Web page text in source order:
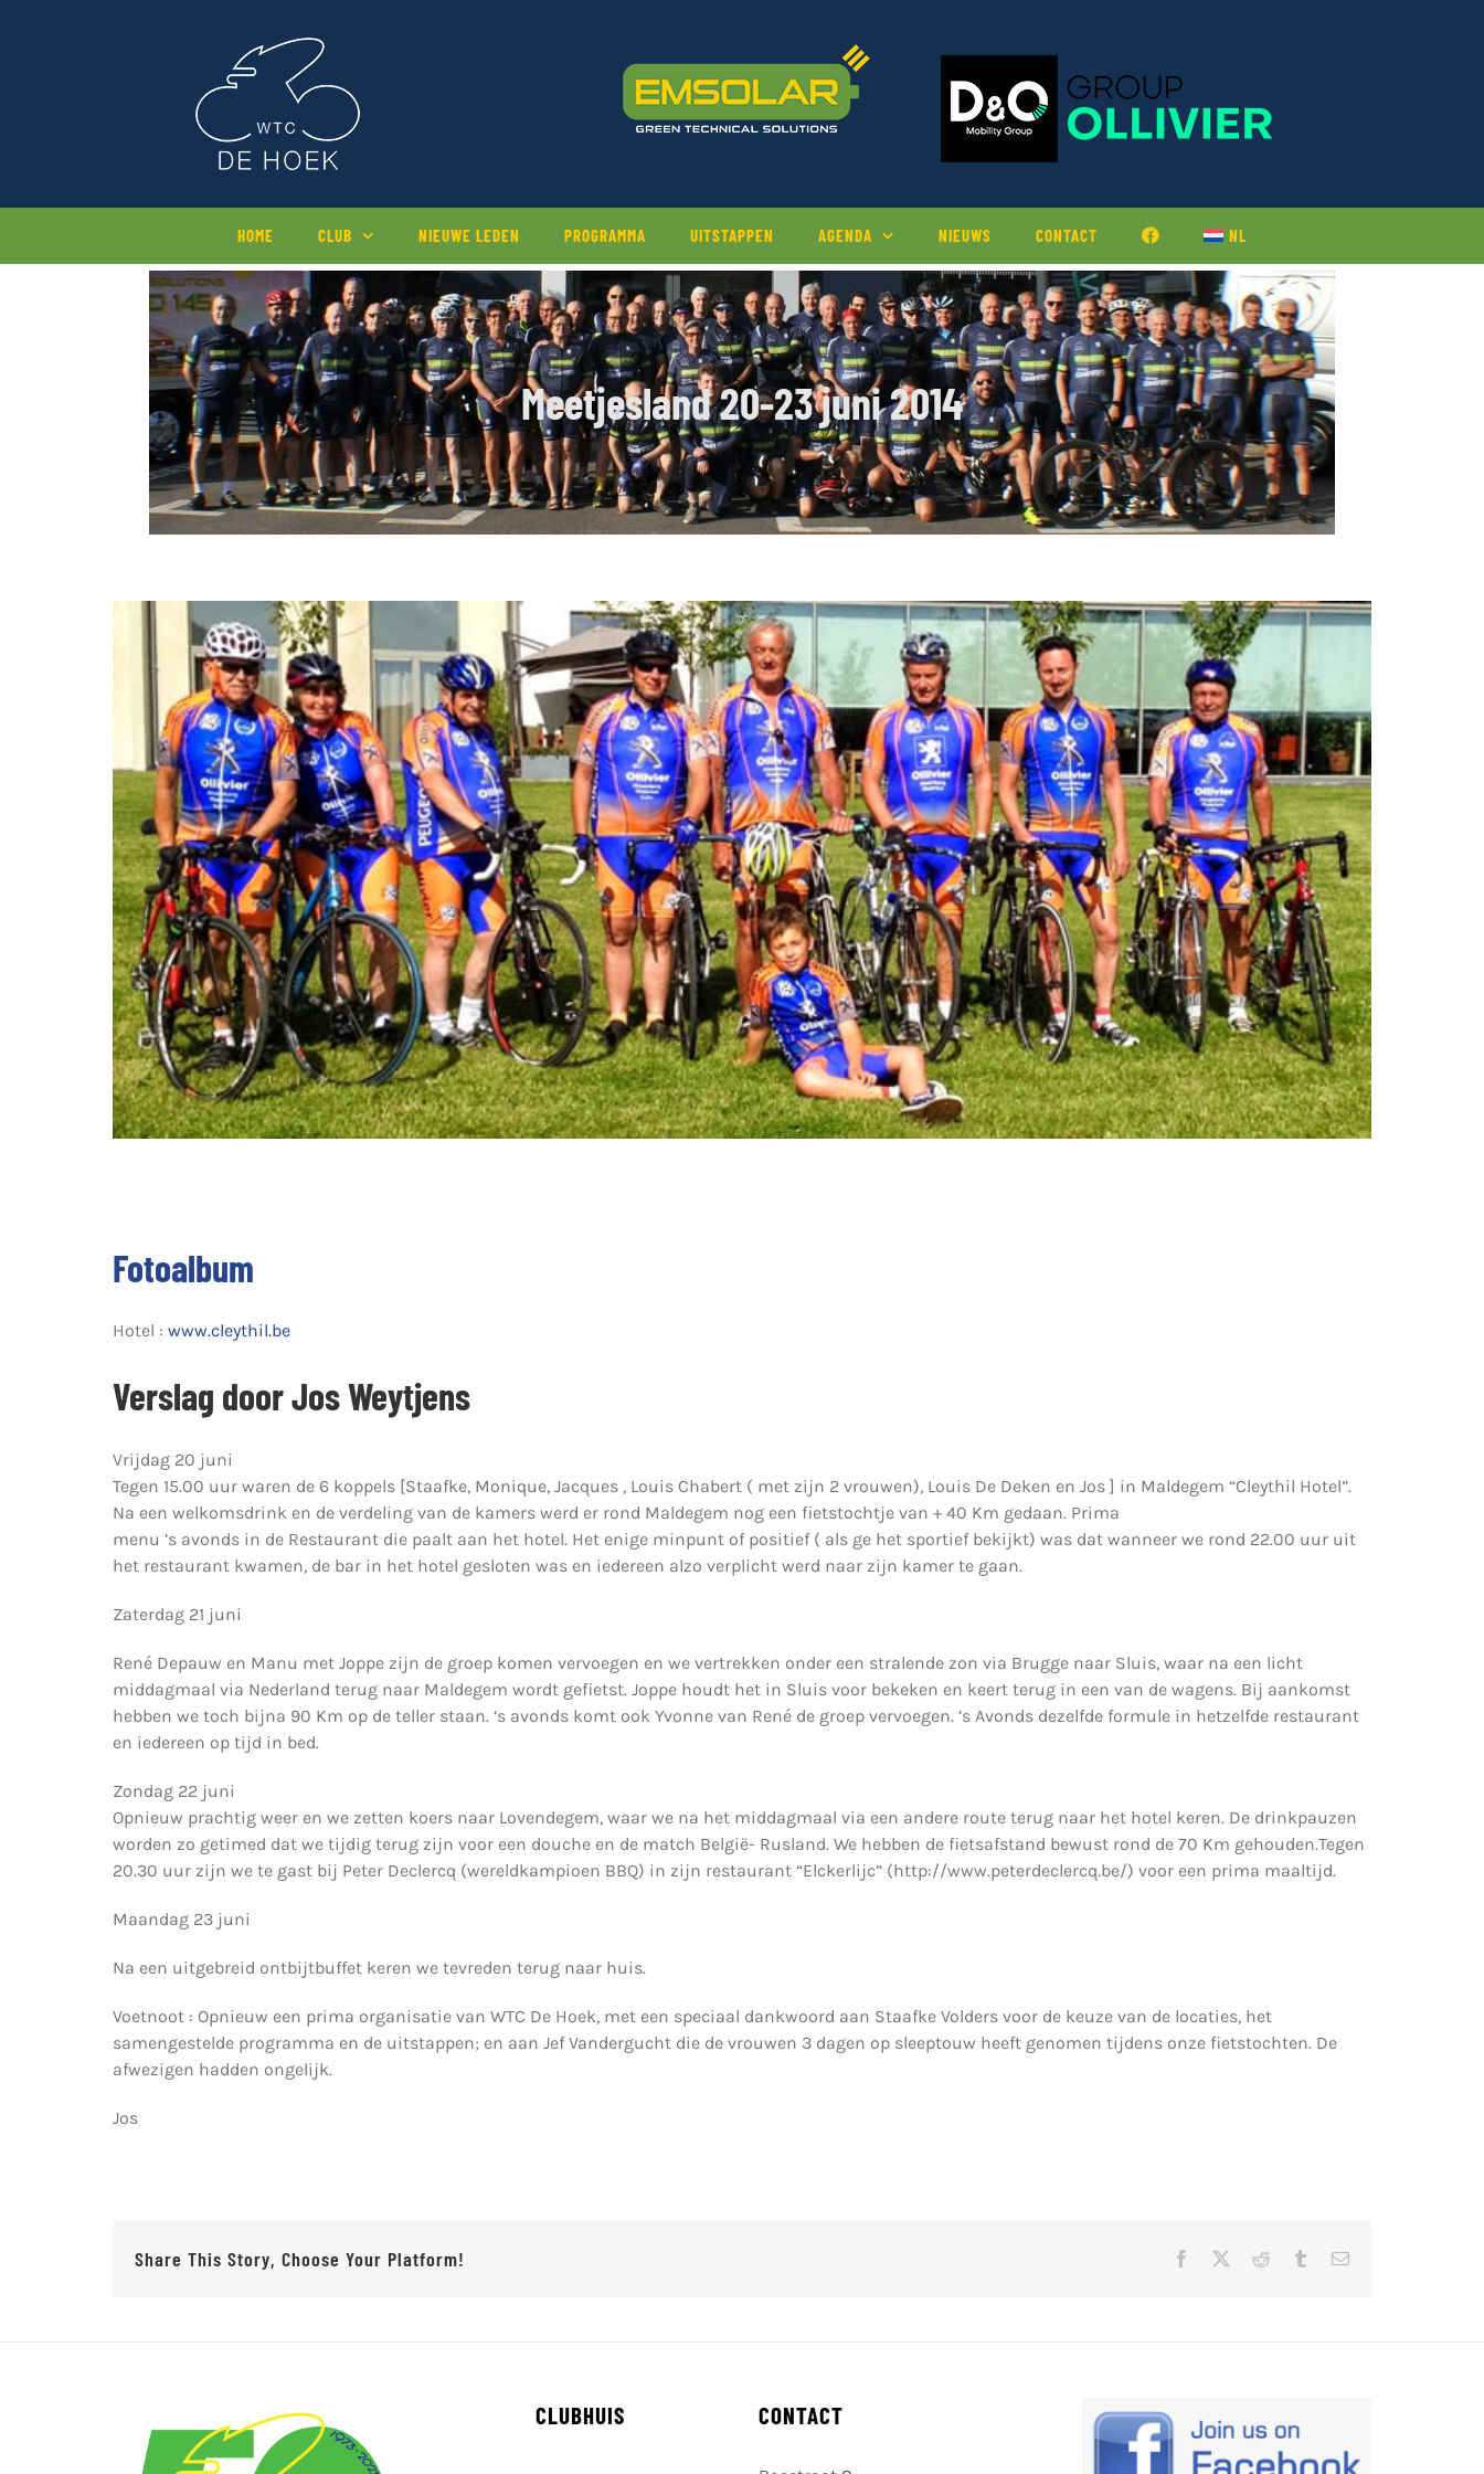
HOME CLUB NIEUWE LEDEN PROGRAMMA UITSTAPPEN AGENDA NIEUWS CONTACT NL
Meetjesland 20-23 juni 2014
Image
Fotoalbum
Hotel : www.cleythil.be
Verslag door Jos Weytjens
Vrijdag 20 juni
Tegen 15.00 uur waren de 6 koppels [Staafke, Monique, Jacques , Louis Chabert ( met zijn 2 vrouwen), Louis De Deken en Jos ] in Maldegem “Cleythil Hotel”.
Na een welkomsdrink en de verdeling van de kamers werd er rond Maldegem nog een fietstochtje van + 40 Km gedaan. Prima
menu ’s avonds in de Restaurant die paalt aan het hotel. Het enige minpunt of positief ( als ge het sportief bekijkt) was dat wanneer we rond 22.00 uur uit
het restaurant kwamen, de bar in het hotel gesloten was en iedereen alzo verplicht werd naar zijn kamer te gaan.
Zaterdag 21 juni
René Depauw en Manu met Joppe zijn de groep komen vervoegen en we vertrekken onder een stralende zon via Brugge naar Sluis, waar na een licht
middagmaal via Nederland terug naar Maldegem wordt gefietst. Joppe houdt het in Sluis voor bekeken en keert terug in een van de wagens. Bij aankomst
hebben we toch bijna 90 Km op de teller staan. ‘s avonds komt ook Yvonne van René de groep vervoegen. ’s Avonds dezelfde formule in hetzelfde restaurant
en iedereen op tijd in bed.
Zondag 22 juni
Opnieuw prachtig weer en we zetten koers naar Lovendegem, waar we na het middagmaal via een andere route terug naar het hotel keren. De drinkpauzen
worden zo getimed dat we tijdig terug zijn voor een douche en de match België- Rusland. We hebben de fietsafstand bewust rond de 70 Km gehouden.Tegen
20.30 uur zijn we te gast bij Peter Declercq (wereldkampioen BBQ) in zijn restaurant “Elckerlijc” (http://www.peterdeclercq.be/) voor een prima maaltijd.
Maandag 23 juni
Na een uitgebreid ontbijtbuffet keren we tevreden terug naar huis.
Voetnoot : Opnieuw een prima organisatie van WTC De Hoek, met een speciaal dankwoord aan Staafke Volders voor de keuze van de locaties, het
samengestelde programma en de uitstappen; en aan Jef Vandergucht die de vrouwen 3 dagen op sleeptouw heeft genomen tijdens onze fietstochten. De
afwezigen hadden ongelijk.
Jos
Share This Story, Choose Your Platform! Facebook Reddit TumblrE-
CLUBHUIS CONTACT